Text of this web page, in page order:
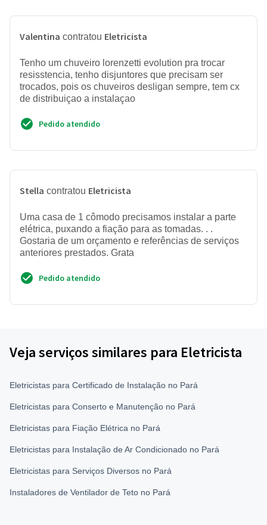
Valentina contratou Eletricista
Tenho um chuveiro lorenzetti evolution pra trocar
resisstencia, tenho disjuntores que precisam ser
trocados, pois os chuveiros desligan sempre, tem cx
de distribuiçao a instalaçao
Pedido atendido
Stella contratou Eletricista
Uma casa de 1 cômodo precisamos instalar a parte
elétrica, puxando a fiação para as tomadas. . .
Gostaria de um orçamento e referências de serviços
anteriores prestados. Grata
Pedido atendido
Veja serviços similares para Eletricista
Eletricistas para Certificado de Instalação no Pará
Eletricistas para Conserto e Manutenção no Pará
Eletricistas para Fiação Elétrica no Pará
Eletricistas para Instalação de Ar Condicionado no Pará
Eletricistas para Serviços Diversos no Pará
Instaladores de Ventilador de Teto no Pará